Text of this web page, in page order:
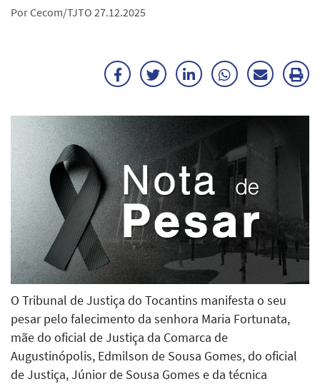
Por Cecom/TJTO 27.12.2025
FacebookTwitterLinkedInWhatsApp
Enviar
O Tribunal de Justiça do Tocantins manifesta o seu
pesar pelo falecimento da senhora Maria Fortunata,
mãe do oficial de Justiça da Comarca de
Augustinópolis, Edmilson de Sousa Gomes, do oficial
de Justiça, Júnior de Sousa Gomes e da técnica